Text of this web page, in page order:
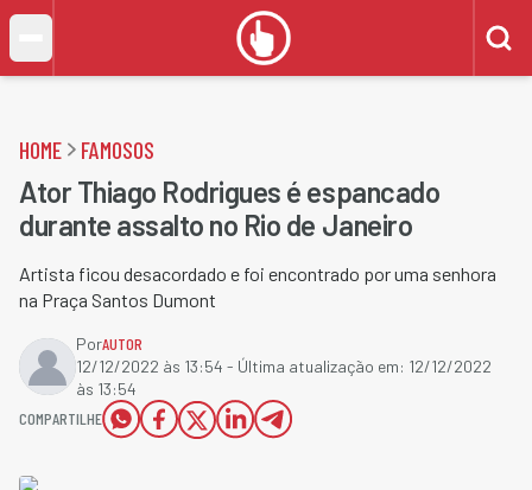
HOME FAMOSOS
Ator Thiago Rodrigues é espancado
durante assalto no Rio de Janeiro
Artista ficou desacordado e foi encontrado por uma senhora
na Praça Santos Dumont
PorAUTOR
12/12/2022 às 13:54 - Última atualização em: 12/12/2022
às 13:54
COMPARTILHE